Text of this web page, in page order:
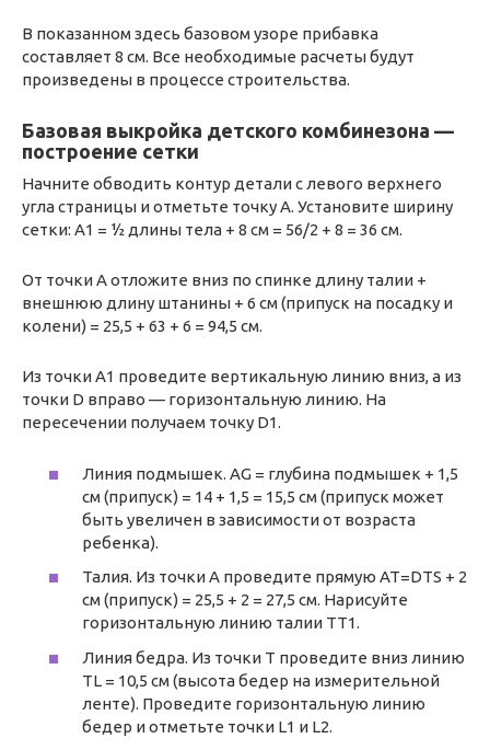
В показанном здесь базовом узоре прибавка
составляет 8 см. Все необходимые расчеты будут
произведены в процессе строительства.
Базовая выкройка детского комбинезона —
построение сетки
Начните обводить контур детали с левого верхнего
угла страницы и отметьте точку А. Установите ширину
сетки: A1 = ½ длины тела + 8 см = 56/2 + 8 = 36 см.
От точки А отложите вниз по спинке длину талии +
внешнюю длину штанины + 6 см (припуск на посадку и
колени) = 25,5 + 63 + 6 = 94,5 см.
Из точки A1 проведите вертикальную линию вниз, а из
точки D вправо — горизонтальную линию. На
пересечении получаем точку D1.
Линия подмышек. AG = глубина подмышек + 1,5
см (припуск) = 14 + 1,5 = 15,5 см (припуск может
быть увеличен в зависимости от возраста
ребенка).
Талия. Из точки А проведите прямую AT=DTS + 2
см (припуск) = 25,5 + 2 = 27,5 см. Нарисуйте
горизонтальную линию талии TT1.
Линия бедра. Из точки Т проведите вниз линию
TL = 10,5 см (высота бедер на измерительной
ленте). Проведите горизонтальную линию
бедер и отметьте точки L1 и L2.